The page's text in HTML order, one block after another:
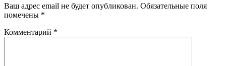
Ваш адрес email не будет опубликован. Обязательные поля
помечены *
Комментарий *